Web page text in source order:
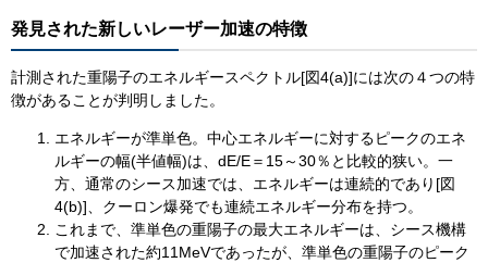
発見された新しいレーザー加速の特徴
​​計測された重陽子のエネルギースペクトル[図4(a)]には次の４つの特
徴があることが判明しました。
エネルギーが準単色。中心エネルギーに対するピークのエネ
ルギーの幅(半値幅)は、dE/E＝15～30％と比較的狭い。一
方、通常のシース加速では、エネルギーは連続的であり[図
4(b)]、クーロン爆発でも連続エネルギー分布を持つ。
これまで、準単色の重陽子の最大エネルギーは、シース機構
で加速された約11MeVであったが、準単色の重陽子のピーク